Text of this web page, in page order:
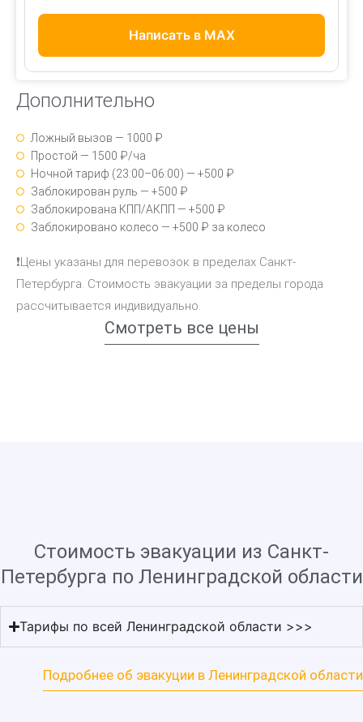
Написать в MAX
Дополнительно
Ложный вызов — 1000 ₽
Простой — 1500 ₽/ча
Ночной тариф (23:00–06:00) — +500 ₽
Заблокирован руль — +500 ₽
Заблокирована КПП/АКПП — +500 ₽
Заблокировано колесо — +500 ₽ за колесо
❗Цены указаны для перевозок в пределах Санкт-
Петербурга. Стоимость эвакуации за пределы города
рассчитывается индивидуально.
Смотреть все цены
Стоимость эвакуации из Санкт-
Петербурга по Ленинградской области
Тарифы по всей Ленинградской области >>>
Подробнее об эвакуции в Ленинградской области